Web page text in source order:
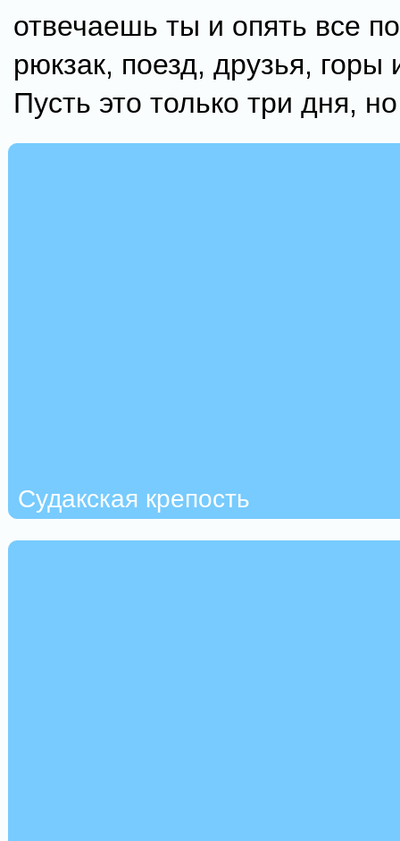
отвечаешь ты и опять все
рюкзак, поезд, друзья,
Пусть это только три дня,
Судакская крепость